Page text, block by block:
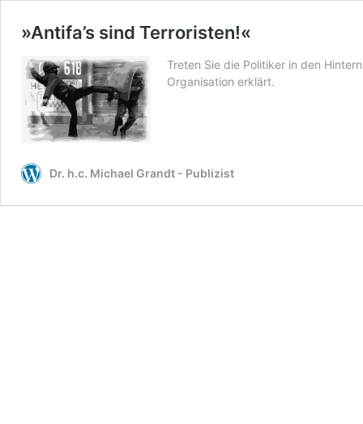
»Antifa’s sind Terroristen!«
Treten Sie die Politiker in den
Organisation erklärt.
Dr. h.c. Michael Grandt - Publizist